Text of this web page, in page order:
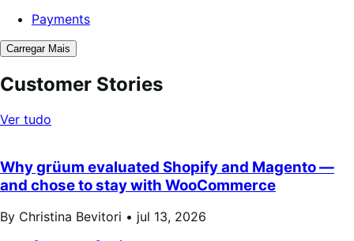
Payments
Carregar Mais
Customer Stories
Ver tudo
Why grüum evaluated Shopify and Magento —
and chose to stay with WooCommerce
By Christina Bevitori • jul 13, 2026